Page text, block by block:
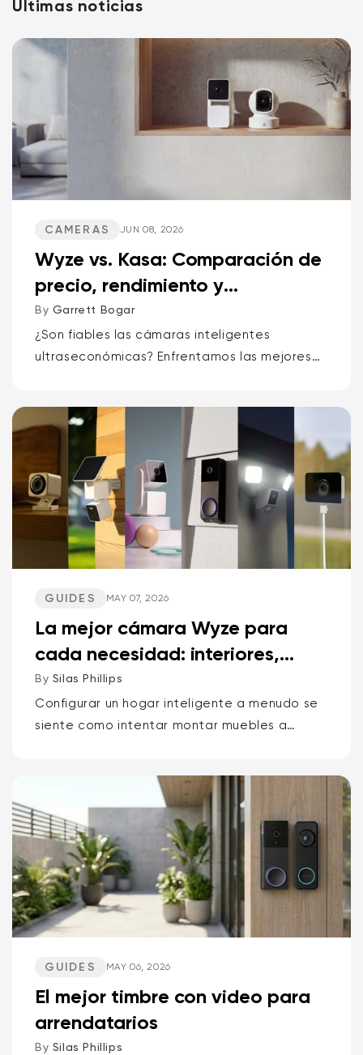
Últimas noticias
CAMERAS JUN 08, 2026
Wyze vs. Kasa: Comparación de
precio, rendimiento y
características
By Garrett Bogar
¿Son fiables las cámaras inteligentes
ultraseconómicas? Enfrentamos las mejores
Kasa. Alerta de spoiler: una marca...
GUIDES MAY 07, 2026
La mejor cámara Wyze para
cada necesidad: interiores,
exteriores, mascotas, p...
By Silas Phillips
Configurar un hogar inteligente a menudo se
siente como intentar montar muebles a
Wyze es la mejor para...
GUIDES MAY 06, 2026
El mejor timbre con video para
arrendatarios
By Silas Phillips